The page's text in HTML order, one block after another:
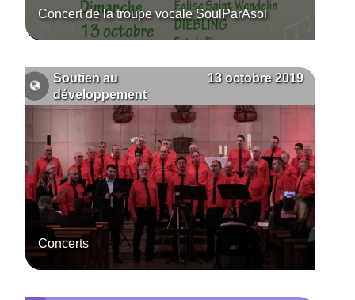
Concert de la troupe vocale SoulParAsol
13 octobre 2019
Soutien au
développement
Concerts